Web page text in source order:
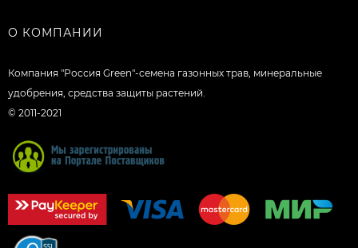
О КОМПАНИИ
Компания "Россия Green"-семена газонных трав, минеральные
удобрения, средства защиты растений.
© 2011-2021